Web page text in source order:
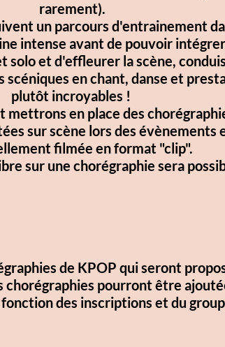
d'entrainement dans
de pouvoir intégrer un
la scène, conduisant à
danse et prestation
!
des chorégraphies qui
des évènements et
format "clip".
sera possible.
qui seront proposées.
pourront être ajoutées ou
et du groupe.